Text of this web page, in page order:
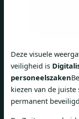
Deze visuele
veiligheid is
personeelszaken
kiezen van de
permanent